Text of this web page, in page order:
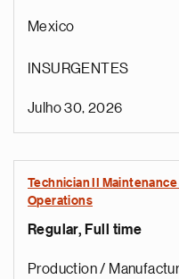
Mexico
INSURGENTES
Julho 30, 2026
Technician II
Operations
Regular, Full time
Production /